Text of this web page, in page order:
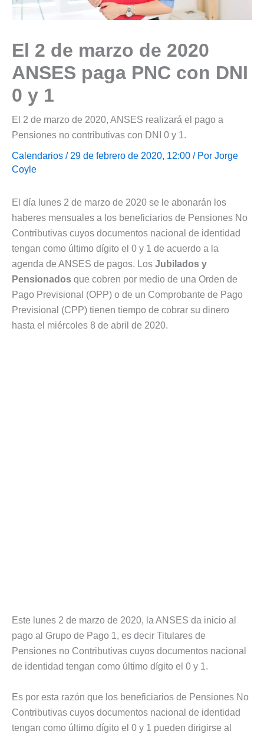
El 2 de marzo de 2020
ANSES paga PNC con DNI
0 y 1
El 2 de marzo de 2020, ANSES realizará el pago a
Pensiones no contributivas con DNI 0 y 1.
Calendarios / 29 de febrero de 2020, 12:00 / Por Jorge
Coyle
El día lunes 2 de marzo de 2020 se le abonarán los
haberes mensuales a los beneficiarios de Pensiones No
Contributivas cuyos documentos nacional de identidad
tengan como último dígito el 0 y 1 de acuerdo a la
agenda de ANSES de pagos. Los Jubilados y
Pensionados que cobren por medio de una Orden de
Pago Previsional (OPP) o de un Comprobante de Pago
Previsional (CPP) tienen tiempo de cobrar su dinero
hasta el miércoles 8 de abril de 2020.
Este lunes 2 de marzo de 2020, la ANSES da inicio al
pago al Grupo de Pago 1, es decir Titulares de
Pensiones no Contributivas cuyos documentos nacional
de identidad tengan como último dígito el 0 y 1.
Es por esta razón que los beneficiarios de Pensiones No
Contributivas cuyos documentos nacional de identidad
tengan como último dígito el 0 y 1 pueden dirigirse al